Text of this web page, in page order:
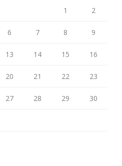
1 2
6 7 8 9
13 14 15 16
20 21 22 23
27 28 29 30